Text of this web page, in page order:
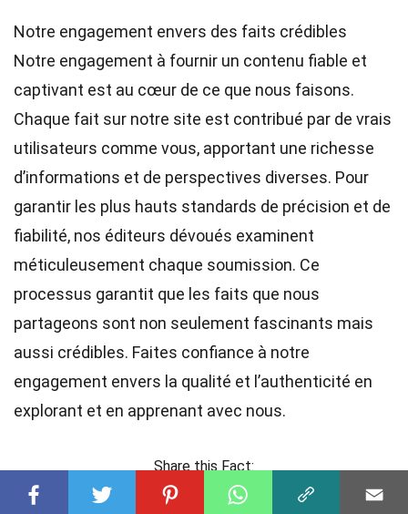
Notre engagement envers des faits crédibles
Notre engagement à fournir un contenu fiable et
captivant est au cœur de ce que nous faisons.
Chaque fait sur notre site est contribué par de vrais
utilisateurs comme vous, apportant une richesse
d’informations et de perspectives diverses. Pour
garantir les plus hauts standards de précision et de
fiabilité, nos éditeurs dévoués examinent
méticuleusement chaque soumission. Ce
processus garantit que les faits que nous
partageons sont non seulement fascinants mais
aussi crédibles. Faites confiance à notre
engagement envers la qualité et l’authenticité en
explorant et en apprenant avec nous.
Share this Fact: